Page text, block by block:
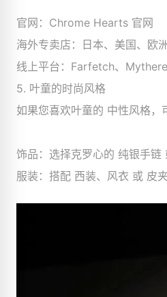
官网：Chrome Hearts 官网
海外专卖店：日本、美国、欧
线上平台：Farfetch、
5. 叶童的时尚风格
如果您喜欢叶童的 中性风格，
饰品：选择克罗心的 纯银手链
服装：搭配 西装、风衣 或 皮